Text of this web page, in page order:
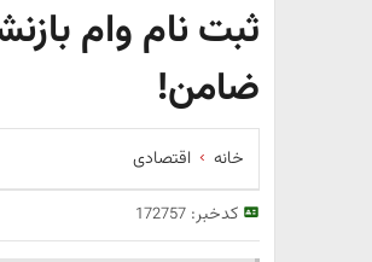
ثبت نام وام
ضامن!
خانه اقتصادی
کدخبر:172757